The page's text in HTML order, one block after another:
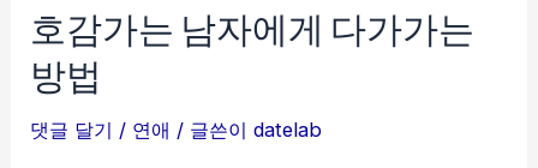
호감가는 남자에게 다가가는
방법
댓글 달기 / 연애 / 글쓴이datelab